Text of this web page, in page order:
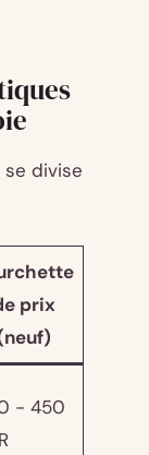
divise
prix
- 450